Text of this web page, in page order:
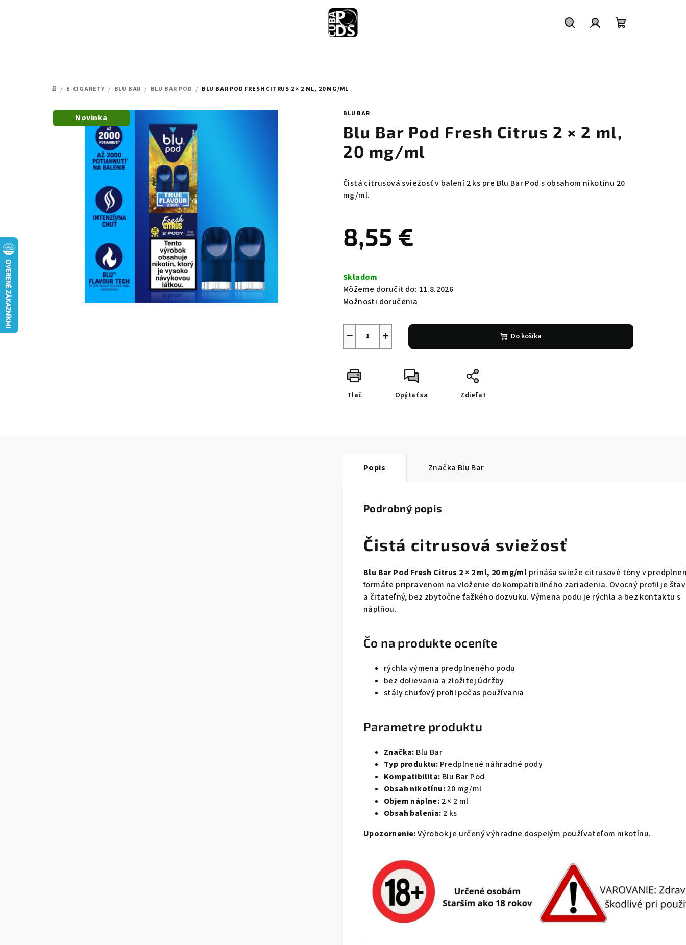
DOMOV
/ E-CIGARETY / BLU BAR / BLU BAR POD / BLU BAR POD FRESH CITRUS 2 × 2 ML, 20 MG/ML
BLU BAR
Blu Bar Pod Fresh Citrus 2 × 2 ml,
20 mg/ml
Čistá citrusová sviežosť v balení 2 ks pre Blu Bar Pod s obsahom nikotínu 20
mg/ml.
8,55 €
cena:
Skladom
Môžeme doručiť do: 11.8.2026
Možnosti doručenia
+
− Do košíka
Tlač Opýtať sa Zdieľať
Novinka
Popis Značka Blu Bar
Podrobný popis
Čistá citrusová sviežosť
Blu Bar Pod Fresh Citrus 2 × 2 ml, 20 mg/ml prináša svieže citrusové tóny v
formáte pripravenom na vloženie do kompatibilného zariadenia. Ovocný profil je
a čitateľný, bez zbytočne ťažkého dozvuku. Výmena podu je rýchla a bez kontaktu s
náplňou.
Čo na produkte oceníte
rýchla výmena predplneného podu
bez dolievania a zložitej údržby
stály chuťový profil počas používania
Parametre produktu
Značka: Blu Bar
Typ produktu: Predplnené náhradné pody
Kompatibilita: Blu Bar Pod
Obsah nikotínu:20 mg/ml
Objem náplne: 2 × 2 ml
Obsah balenia: 2 ks
Upozornenie:Výrobok je určený výhradne dospelým používateľom nikotínu.